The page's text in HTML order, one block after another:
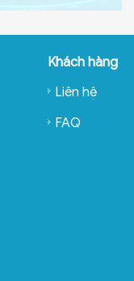
Khách hàng
Liên hệ
FAQ